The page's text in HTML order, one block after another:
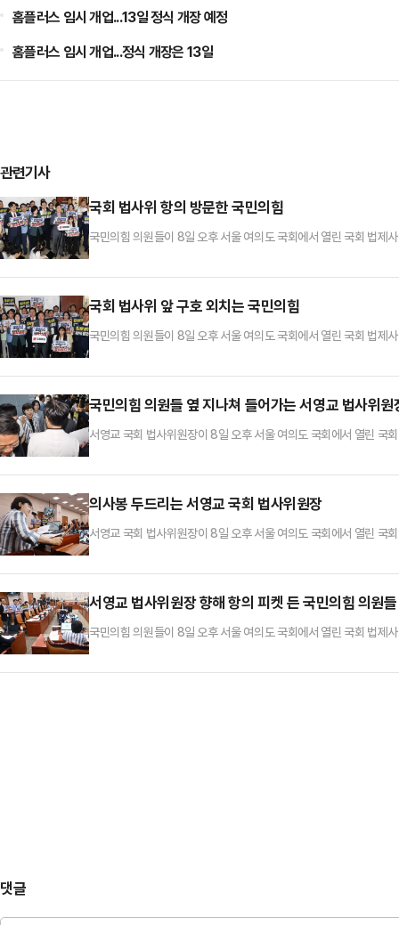
홈플러스 임시 개업...13일 정식 개장 예정
홈플러스 임시 개업...정식 개장은 13일
관련기사
국회 법사위 항의 방문한 국민의힘
국민의힘 의원들이 8일 오후 서울 여의도 국회에서 열린 국회 법제
국회 법사위 앞 구호 외치는 국민의힘
국민의힘 의원들이 8일 오후 서울 여의도 국회에서 열린 국회 법제
국민의힘 의원들 옆 지나쳐 들어가는 서영교 법사위원
서영교 국회 법사위원장이 8일 오후 서울 여의도 국회에서 열린 국
의사봉 두드리는 서영교 국회 법사위원장
서영교 국회 법사위원장이 8일 오후 서울 여의도 국회에서 열린 국
서영교 법사위원장 향해 항의 피켓 든 국민의힘 의원들
국민의힘 의원들이 8일 오후 서울 여의도 국회에서 열린 국회 법제
댓글